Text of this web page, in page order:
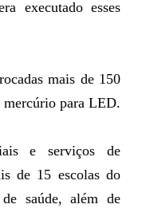
executado esses
mais de 150
mercúrio para LED.
e serviços de
de 15 escolas do
saúde, além de